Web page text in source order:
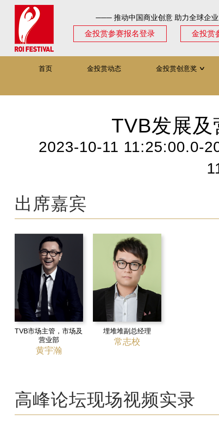
─── 推动中国商业创意 助力全球企
金投赏参赛报名登录
金投赏
首页 金投赏动态 金投赏创意奖 ∨
TVB发展
2023-10-11 11:25:00.0-
出席嘉宾
TVB市场主管，市场及
营业部
黄宇瀚
埋堆堆副总经理
常志校
高峰论坛现场视频实录